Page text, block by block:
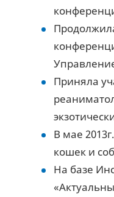
Приняла
В мае
кошек и
На базе